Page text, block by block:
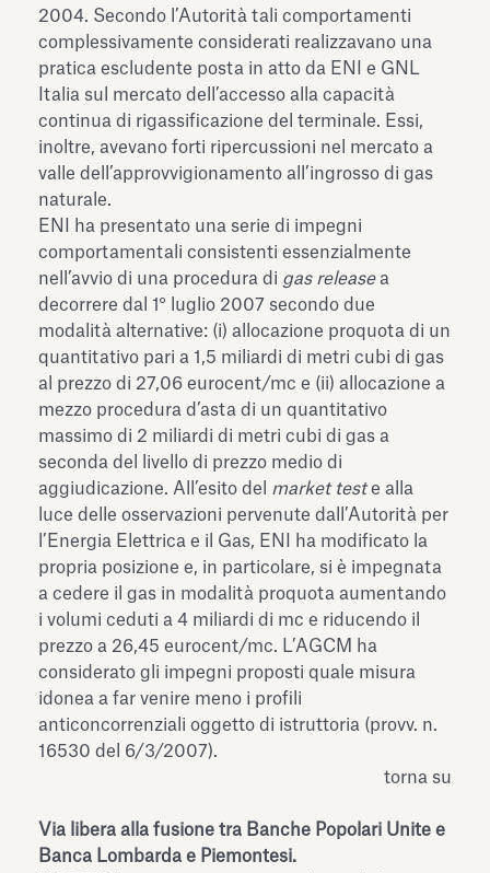
2004. Secondo l’Autorità tali comportamenti
complessivamente considerati realizzavano una
pratica escludente posta in atto da ENI e GNL
Italia sul mercato dell’accesso alla capacità
continua di rigassificazione del terminale. Essi,
inoltre, avevano forti ripercussioni nel mercato a
valle dell’approvvigionamento all’ingrosso di gas
naturale.
ENI ha presentato una serie di impegni
comportamentali consistenti essenzialmente
nell’avvio di una procedura di gas releasea
decorrere dal 1° luglio 2007 secondo due
modalità alternative: (i) allocazione proquota di un
quantitativo pari a 1,5 miliardi di metri cubi di gas
al prezzo di 27,06 eurocent/mc e (ii) allocazione a
mezzo procedura d’asta di un quantitativo
massimo di 2 miliardi di metri cubi di gas a
seconda del livello di prezzo medio di
aggiudicazione. All’esito del
market teste alla
luce delle osservazioni pervenute dall’Autorità per
l’Energia Elettrica e il Gas, ENI ha modificato la
propria posizione e, in particolare, si è impegnata
a cedere il gas in modalità proquota aumentando
i volumi ceduti a 4 miliardi di mc e riducendo il
prezzo a 26,45 eurocent/mc. L’AGCM ha
considerato gli impegni proposti quale misura
idonea a far venire meno i profili
anticoncorrenziali oggetto di istruttoria (provv. n.
16530 del 6/3/2007).
torna su
Via libera alla fusione tra Banche Popolari Unite e
Banca Lombarda e Piemontesi.